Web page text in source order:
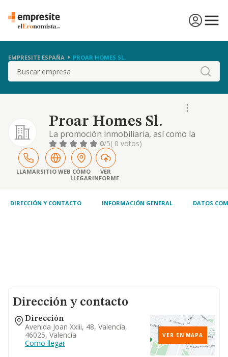
EMPRESITE ESPAÑA PROAR HOMES SL.
Buscar
Proar Homes Sl.
La promoción inmobiliaria, así como la
completa coordinación e intervención en
todo lo referido al proceso de construcción
de inmuebles, así como sus instalaciones y
montajes, reformas, ampliaciones y
rehabilitación de edificios, viviendas, locales
parking
0/5( 0 votos)
LLAMARSITIO WEB CÓMO
LLEGAR
VER
INFORME
DIRECCIÓN Y CONTACTO INFORMACIÓN GENERAL DATOS
Dirección y contacto
Dirección
Avenida Joan Xxiii, 48, Valencia,
46025, Valencia
Como llegar
VER EN MAPA